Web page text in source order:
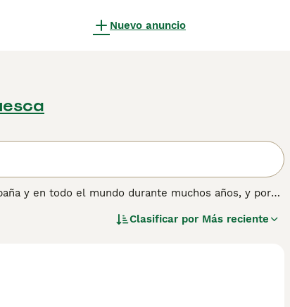
Nuevo anuncio
y en todo el mundo durante muchos años, y por
Golden Retrievers todavía se ven en el campo
sobre esta raza de perro.
Clasificar por Más reciente